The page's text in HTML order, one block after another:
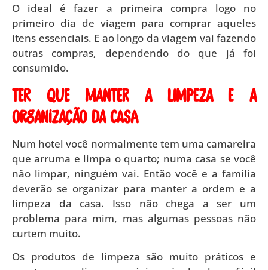
O ideal é fazer a primeira compra logo no
primeiro dia de viagem para comprar aqueles
itens essenciais. E ao longo da viagem vai fazendo
outras compras, dependendo do que já foi
consumido.
Ter que manter a limpeza e a
organização da casa
Num hotel você normalmente tem uma camareira
que arruma e limpa o quarto; numa casa se você
não limpar, ninguém vai. Então você e a família
deverão se organizar para manter a ordem e a
limpeza da casa. Isso não chega a ser um
problema para mim, mas algumas pessoas não
curtem muito.
Os produtos de limpeza são muito práticos e